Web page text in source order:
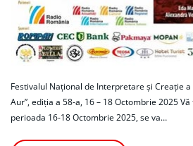
Festivalul Național de Interpretare și Creație
Aur”, ediția a 58-a, 16 – 18 Octombrie 2025
perioada 16-18 Octombrie 2025, se va…